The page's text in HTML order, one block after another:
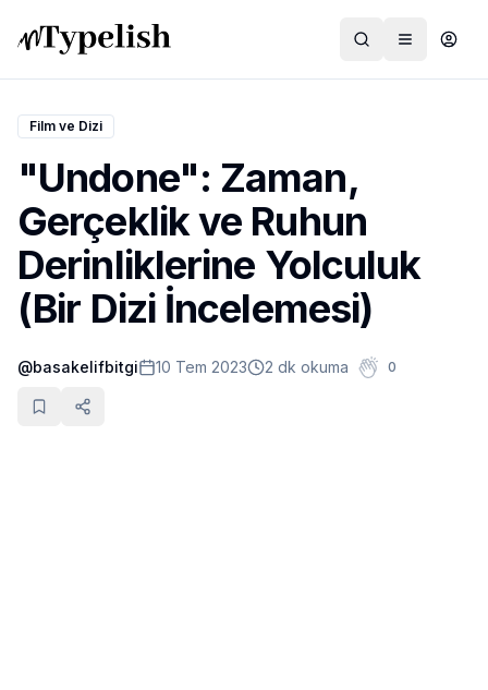
Dünya
Film ve Dizi
Kültür ve Sanat
Sağlık
Siyaset ve Tarih
Hayvan Hakları
Film ve Dizi
"Undone": Zaman,
Gerçeklik ve Ruhun
Derinliklerine Yolculuk
(Bir Dizi İncelemesi)
@basakelifbitgi 10 Tem 2023 2 dk okuma 0